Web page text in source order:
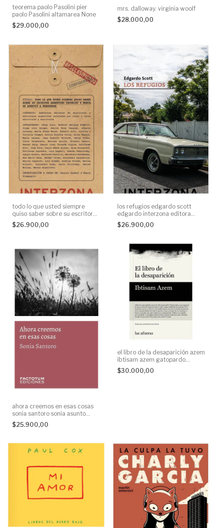
teorema paolo Pasolini pier
paolo Pasolini altamarea None
$29.000,00
mrs. dalloway. virginia woolf
$28.000,00
todo lo que usted siempre
quiso saber sobre su escritor
argentino favorito daniel
guebel daniel interzona editora
$26.900,00
los refugios edgardo scott
edgardo interzona editora
None
$26.900,00
ahora creemos en esas cosas
sonia santoro sonia asunto
impreso s.r.l. None
$25.900,00
el libro de la desaparición azem
ibtisam azem gatopardo
ediciones None
$30.000,00